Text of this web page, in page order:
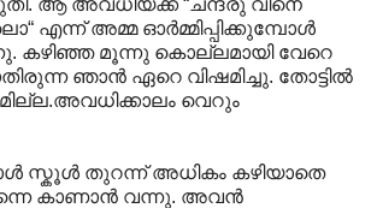
എന്ന് അമ്മ ഓർമ്മിപ്പിക്കുമ്പോൾ
കഴിഞ്ഞ മൂന്നു കൊല്ലമായി വേറെ
ഞാൻ ഏറെ വിഷമിച്ചു. തോട്ടിൽ
വെറും
സ്കൂൾ തുറന്ന് അധികം കഴിയാതെ
കാണാൻ വന്നു. അവൻ